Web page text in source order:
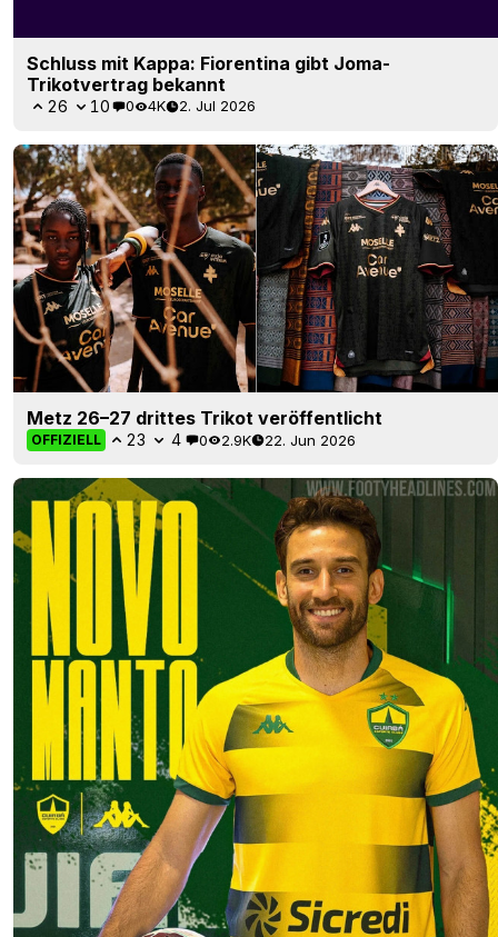
Schluss mit Kappa: Fiorentina gibt Joma-
Trikotvertrag bekannt
26 10 0 4K 2. Jul 2026
Metz 26–27 drittes Trikot veröffentlicht
OFFIZIELL 23 4 0 2.9K 22. Jun 2026